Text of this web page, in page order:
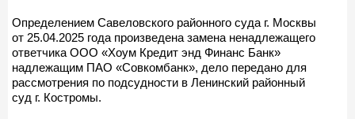
Определением Савеловского районного суда г. Москвы
от 25.04.2025 года произведена замена ненадлежащего
ответчика ООО «Хоум Кредит энд Финанс Банк»
надлежащим ПАО «Совкомбанк», дело передано для
рассмотрения по подсудности в Ленинский районный
суд г. Костромы.